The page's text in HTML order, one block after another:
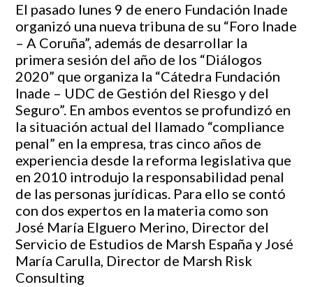
El pasado lunes 9 de enero Fundación Inade
organizó una nueva tribuna de su “Foro Inade
– A Coruña”, además de desarrollar la
primera sesión del año de los “Diálogos
2020” que organiza la “Cátedra Fundación
Inade – UDC de Gestión del Riesgo y del
Seguro”. En ambos eventos se profundizó en
la situación actual del llamado “compliance
penal” en la empresa, tras cinco años de
experiencia desde la reforma legislativa que
en 2010 introdujo la responsabilidad penal
de las personas jurídicas. Para ello se contó
con dos expertos en la materia como son
José María Elguero Merino, Director del
Servicio de Estudios de Marsh España y José
María Carulla, Director de Marsh Risk
Consulting